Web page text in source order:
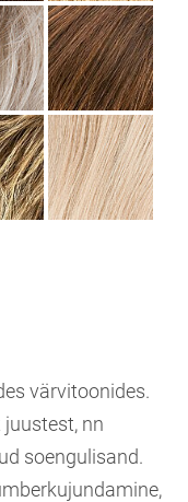
värvitoonides.
nn
soengulisand.